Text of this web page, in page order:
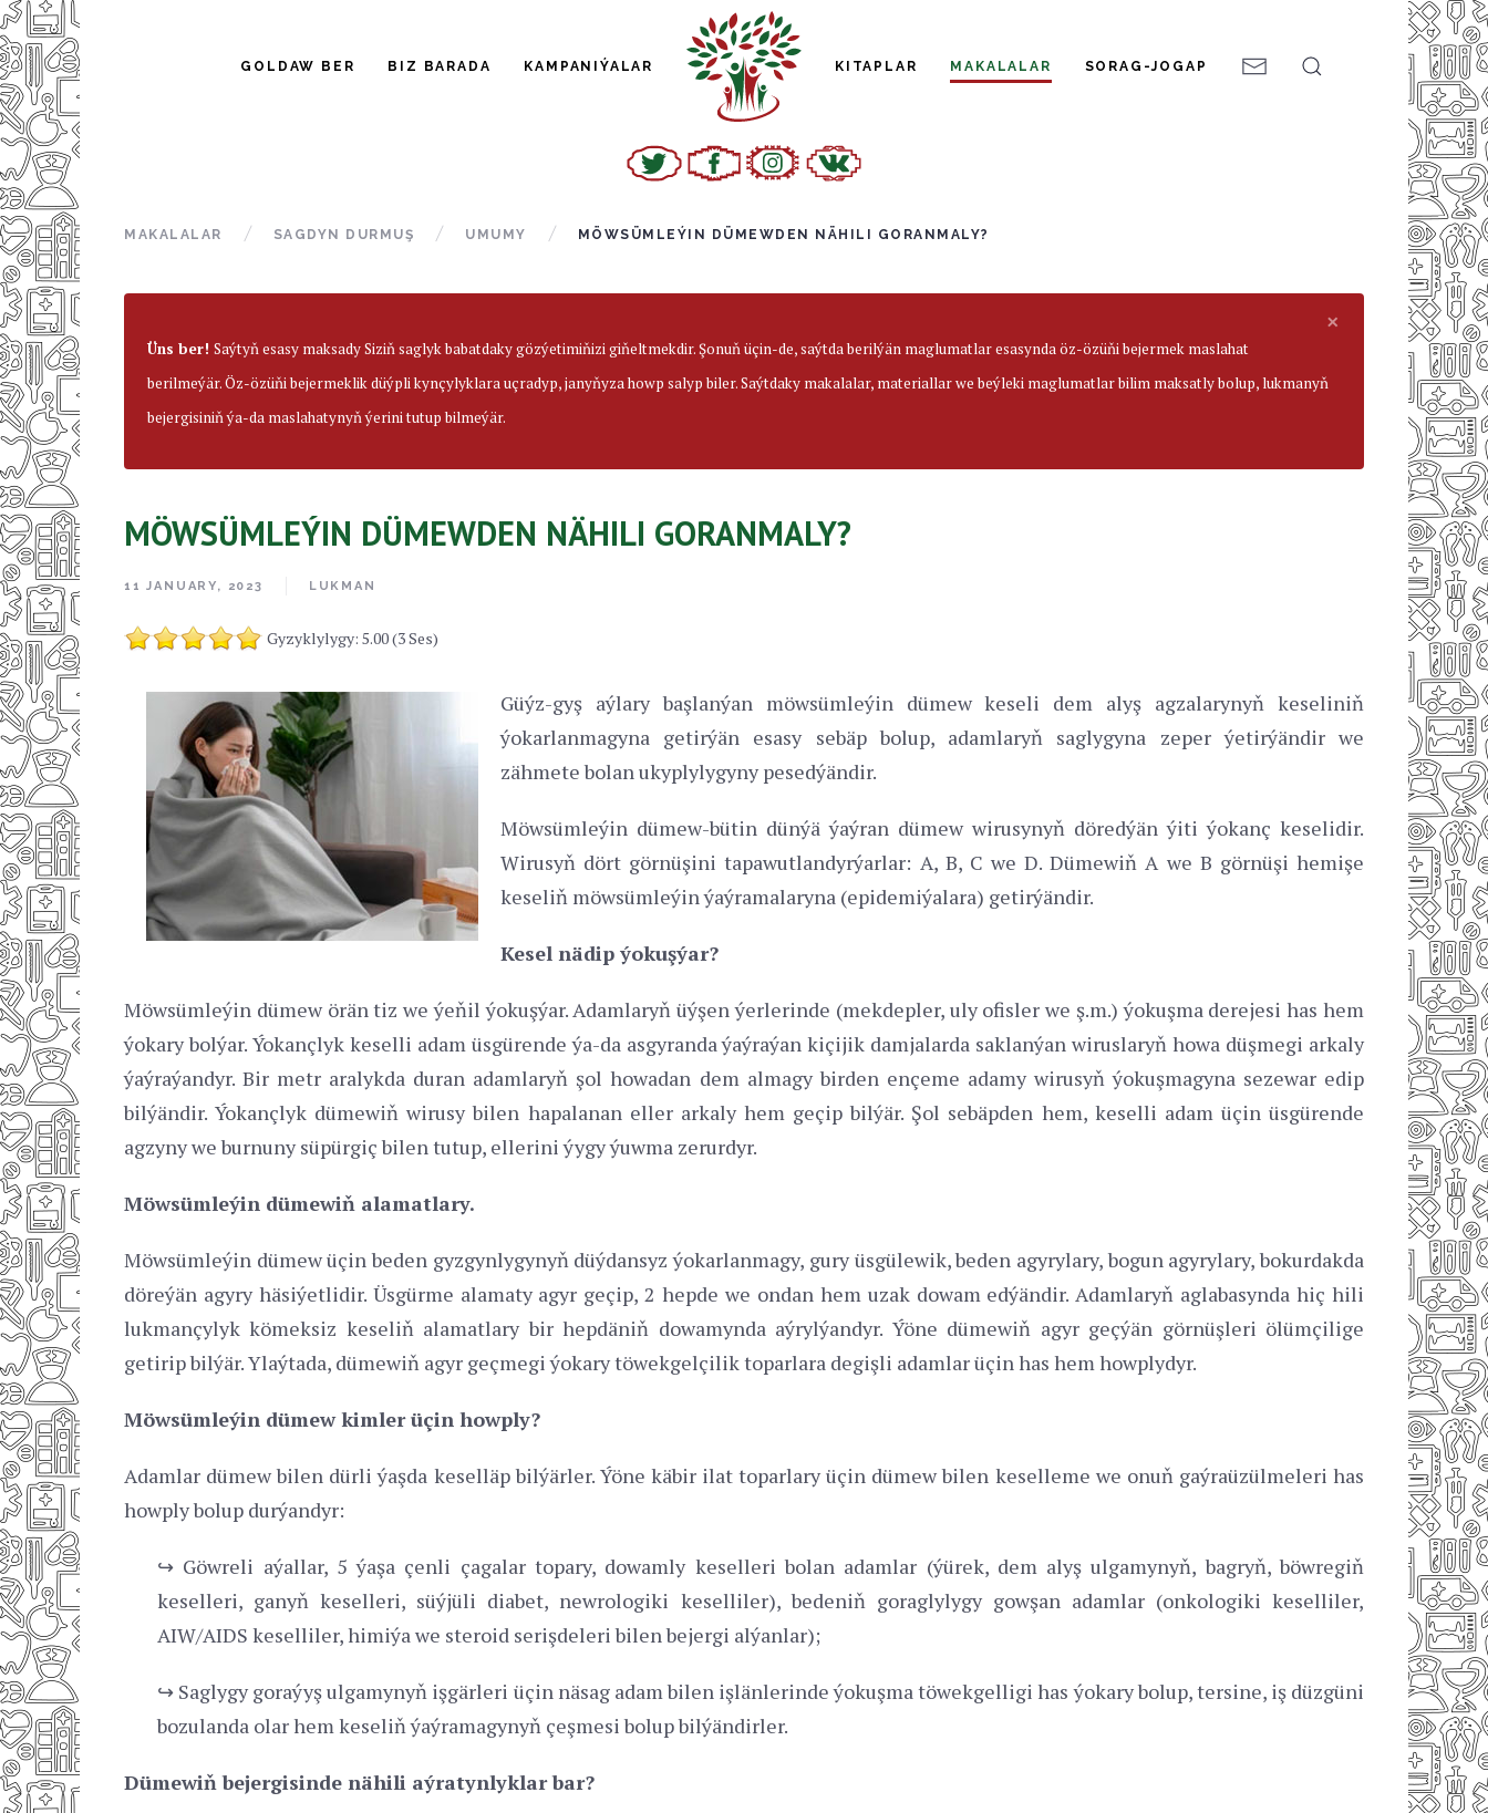
GOLDAW BER BIZ BARADA KAMPANIÝALAR KITAPLAR MAKALALAR SORAG-JOGAP
MAKALALAR SAGDYN DURMUŞ UMUMY MÖWSÜMLEÝIN DÜMEWDEN NÄHILI GORANMALY?
×
Üns ber! Saýtyň esasy maksady Siziň saglyk babatdaky gözýetimiňizi giňeltmekdir. Şonuň üçin-de, saýtda berilýän maglumatlar esasynda öz-özüňi bejermek maslahat
berilmeýär. Öz-özüňi bejermeklik düýpli kynçylyklara uçradyp, janyňyza howp salyp biler. Saýtdaky makalalar, materiallar we beýleki maglumatlar bilim maksatly bolup, lukmanyň
bejergisiniň ýa-da maslahatynyň ýerini tutup bilmeýär.
MÖWSÜMLEÝIN DÜMEWDEN NÄHILI GORANMALY?
11 JANUARY, 2023 LUKMAN
Gyzyklylygy: 5.00 (3 Ses)
Güýz-gyş aýlary başlanýan möwsümleýin dümew keseli dem alyş agzalarynyň keseliniň
ýokarlanmagyna getirýän esasy sebäp bolup, adamlaryň saglygyna zeper ýetirýändir we
zähmete bolan ukyplylygyny pesedýändir.
Möwsümleýin dümew-bütin dünýä ýaýran dümew wirusynyň döredýän ýiti ýokanç keselidir.
Wirusyň dört görnüşini tapawutlandyrýarlar: A, B, C we D. Dümewiň A we B görnüşi hemişe
keseliň möwsümleýin ýaýramalaryna (epidemiýalara) getirýändir.
Kesel nädip ýokuşýar?
Möwsümleýin dümew örän tiz we ýeňil ýokuşýar. Adamlaryň üýşen ýerlerinde (mekdepler, uly ofisler we ş.m.) ýokuşma derejesi has hem
ýokary bolýar. Ýokançlyk keselli adam üsgürende ýa-da asgyranda ýaýraýan kiçijik damjalarda saklanýan wiruslaryň howa düşmegi arkaly
ýaýraýandyr. Bir metr aralykda duran adamlaryň şol howadan dem almagy birden ençeme adamy wirusyň ýokuşmagyna sezewar edip
bilýändir. Ýokançlyk dümewiň wirusy bilen hapalanan eller arkaly hem geçip bilýär. Şol sebäpden hem, keselli adam üçin üsgürende
agzyny we burnuny süpürgiç bilen tutup, ellerini ýygy ýuwma zerurdyr.
Möwsümleýin dümewiň alamatlary.
Möwsümleýin dümew üçin beden gyzgynlygynyň düýdansyz ýokarlanmagy, gury üsgülewik, beden agyrylary, bogun agyrylary, bokurdakda
döreýän agyry häsiýetlidir. Üsgürme alamaty agyr geçip, 2 hepde we ondan hem uzak dowam edýändir. Adamlaryň aglabasynda hiç hili
lukmançylyk kömeksiz keseliň alamatlary bir hepdäniň dowamynda aýrylýandyr. Ýöne dümewiň agyr geçýän görnüşleri ölümçilige
getirip bilýär. Ylaýtada, dümewiň agyr geçmegi ýokary töwekgelçilik toparlara degişli adamlar üçin has hem howplydyr.
Möwsümleýin dümew kimler üçin howply?
Adamlar dümew bilen dürli ýaşda keselläp bilýärler. Ýöne käbir ilat toparlary üçin dümew bilen keselleme we onuň gaýraüzülmeleri has
howply bolup durýandyr:
↪ Göwreli aýallar, 5 ýaşa çenli çagalar topary, dowamly keselleri bolan adamlar (ýürek, dem alyş ulgamynyň, bagryň, böwregiň
keselleri, ganyň keselleri, süýjüli diabet, newrologiki keselliler), bedeniň goraglylygy gowşan adamlar (onkologiki keselliler,
AIW/AIDS keselliler, himiýa we steroid serişdeleri bilen bejergi alýanlar);
↪ Saglygy goraýyş ulgamynyň işgärleri üçin näsag adam bilen işlänlerinde ýokuşma töwekgelligi has ýokary bolup, tersine, iş düzgüni
bozulanda olar hem keseliň ýaýramagynyň çeşmesi bolup bilýändirler.
Dümewiň bejergisinde nähili aýratynlyklar bar?